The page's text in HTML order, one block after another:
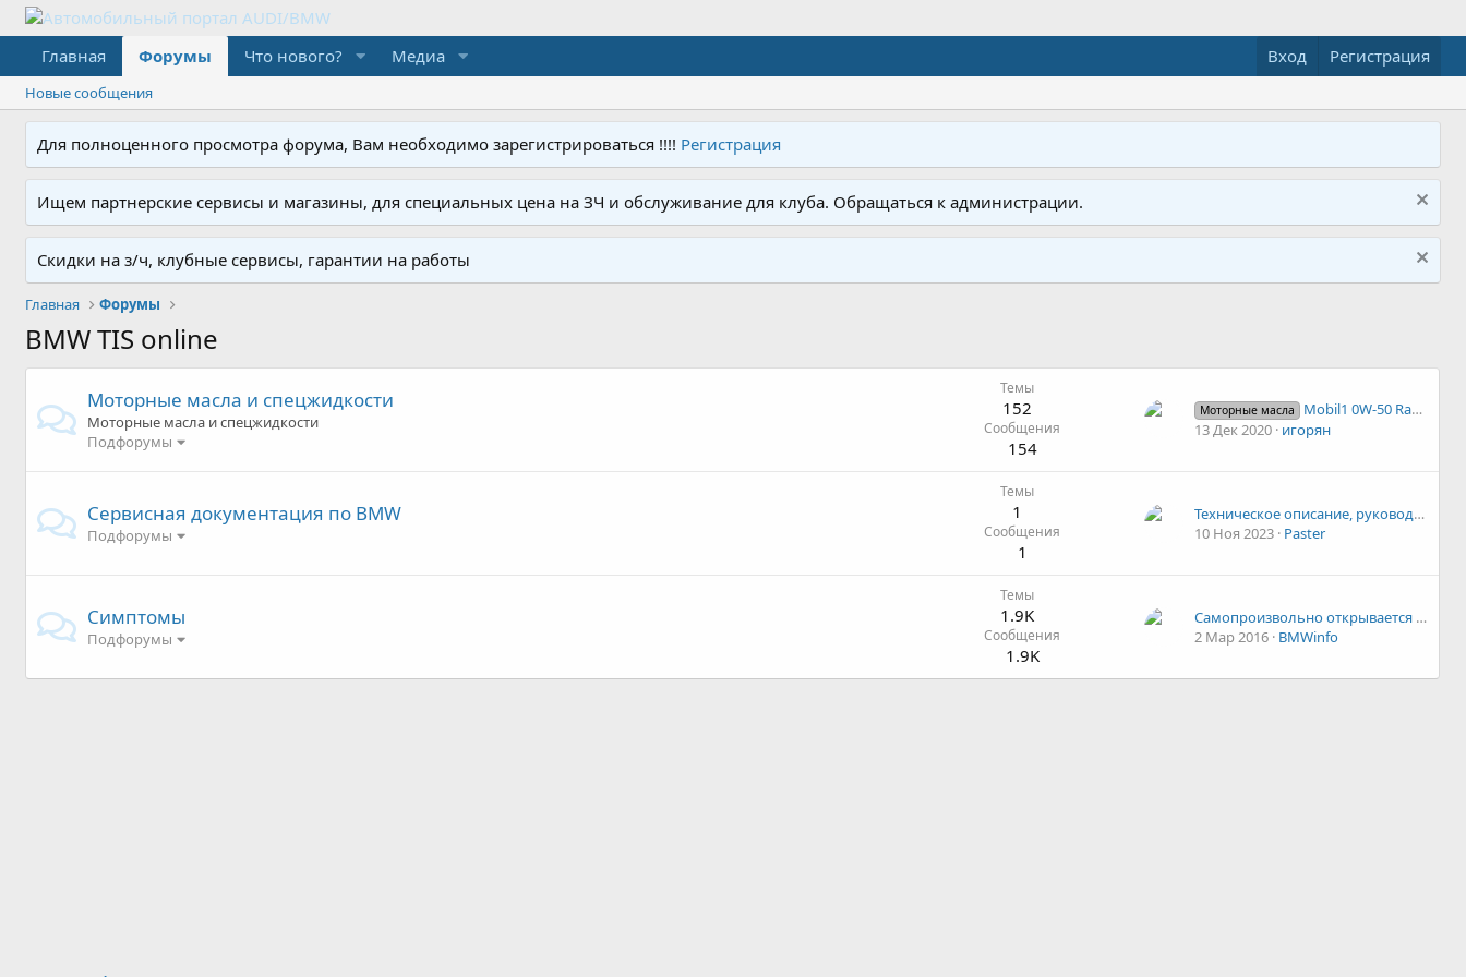
Главная Форумы Что нового? Медиа Вход Регистрация
Новые сообщения
Для полноценного просмотра форума, Вам необходимо зарегистрироваться !!!! Регистрация
Ищем партнерские сервисы и магазины, для специальных цена на ЗЧ и обслуживание для клуба. Обращаться к администрации.
Скидки на з/ч, клубные сервисы, гарантии на работы
Главная Форумы
BMW TIS online
Моторные масла и спецжидкости
Моторные масла и спецжидкости
Подфорумы
Темы
152
Сообщения
154
Моторные масла
Mobil1 0W-50 Racing
13 Дек 2020 игорян
Сервисная документация по BMW
Подфорумы
Темы
1
Сообщения
1
Техническое описание, руководство по монтажу, эксплуатации и техническому обслуживанию EBERSPACHER-Hydronic-B5WS-D5WS-B4WS-D4WS
10 Ноя 2023 Paster
Симптомы
Подфорумы
Темы
1.9K
Сообщения
1.9K
Самопроизвольно открывается заднее стекло
2 Мар 2016 BMWinfo